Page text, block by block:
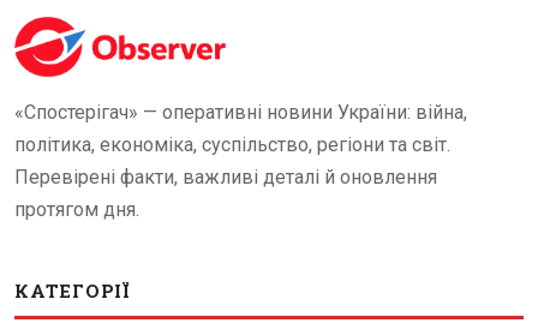
«Спостерігач» — оперативні новини України: війна,
політика, економіка, суспільство, регіони та світ.
Перевірені факти, важливі деталі й оновлення
протягом дня.
КАТЕГОРІЇ